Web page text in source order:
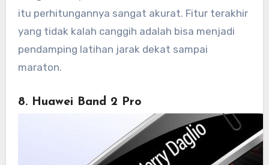
itu perhitungannya sangat akurat. Fitur terakhir
yang tidak kalah canggih adalah bisa menjadi
pendamping latihan jarak dekat sampai
maraton.
8. Huawei Band 2 Pro